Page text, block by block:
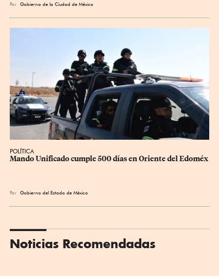
Por Gobierno de la Ciudad de México
POLÍTICA
Mando Unificado cumple 500 días en Oriente del Edoméx
Por Gobierno del Estado de México
Noticias Recomendadas